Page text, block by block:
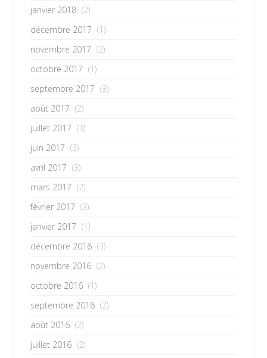
janvier 2018 (2)
décembre 2017 (1)
novembre 2017 (2)
octobre 2017 (1)
septembre 2017 (3)
août 2017 (2)
juillet 2017 (3)
juin 2017 (3)
avril 2017 (3)
mars 2017 (2)
février 2017 (3)
janvier 2017 (1)
décembre 2016 (3)
novembre 2016 (2)
octobre 2016 (1)
septembre 2016 (2)
août 2016 (2)
juillet 2016 (2)